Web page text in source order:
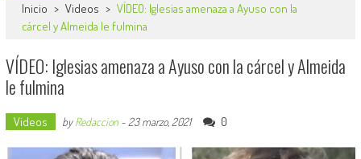
Inicio > Videos > VÍDEO: Iglesias amenaza a Ayuso con la
cárcel y Almeida le fulmina
VÍDEO: Iglesias amenaza a Ayuso con la cárcel y Almeida
le fulmina
Videos byRedaccion- 23 marzo, 2021 0